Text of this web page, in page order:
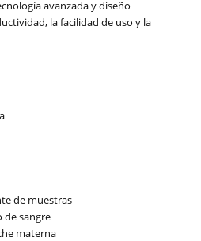
avanzada y diseño
la facilidad de uso y la
de muestras
de sangre
materna